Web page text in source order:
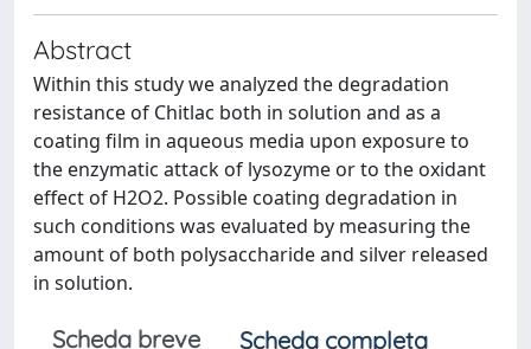
Abstract
Within this study we analyzed the degradation
resistance of Chitlac both in solution and as a
coating film in aqueous media upon exposure to
the enzymatic attack of lysozyme or to the oxidant
effect of H2O2. Possible coating degradation in
such conditions was evaluated by measuring the
amount of both polysaccharide and silver released
in solution.
Scheda breve Scheda completa